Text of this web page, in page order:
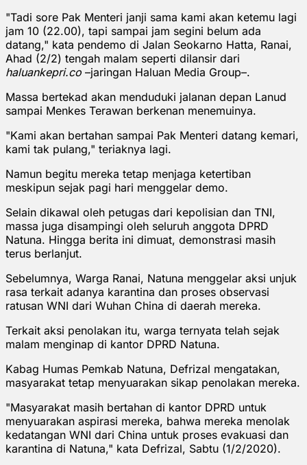
"Tadi sore Pak Menteri janji sama kami akan ketemu lagi
jam 10 (22.00), tapi sampai jam segini belum ada
datang," kata pendemo di Jalan Seokarno Hatta, Ranai,
Ahad (2/2) tengah malam seperti dilansir dari
haluankepri.co –jaringan Haluan Media Group–.
Massa bertekad akan menduduki jalanan depan Lanud
sampai Menkes Terawan berkenan menemuinya.
"Kami akan bertahan sampai Pak Menteri datang kemari,
kami tak pulang," teriaknya lagi.
Namun begitu mereka tetap menjaga ketertiban
meskipun sejak pagi hari menggelar demo.
Selain dikawal oleh petugas dari kepolisian dan TNI,
massa juga disampingi oleh seluruh anggota DPRD
Natuna. Hingga berita ini dimuat, demonstrasi masih
terus berlanjut.
Sebelumnya, Warga Ranai, Natuna menggelar aksi unjuk
rasa terkait adanya karantina dan proses observasi
ratusan WNI dari Wuhan China di daerah mereka.
Terkait aksi penolakan itu, warga ternyata telah sejak
malam menginap di kantor DPRD Natuna.
Kabag Humas Pemkab Natuna, Defrizal mengatakan,
masyarakat tetap menyuarakan sikap penolakan mereka.
"Masyarakat masih bertahan di kantor DPRD untuk
menyuarakan aspirasi mereka, bahwa mereka menolak
kedatangan WNI dari China untuk proses evakuasi dan
karantina di Natuna," kata Defrizal, Sabtu (1/2/2020).